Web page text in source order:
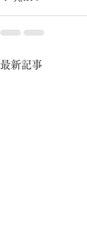
最新記事